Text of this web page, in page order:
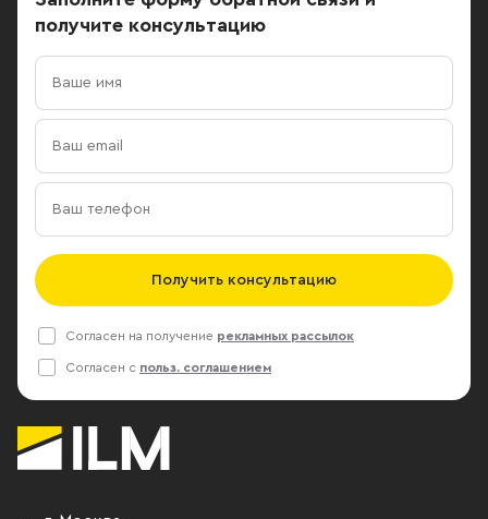
получите консультацию
Получить консультацию
Согласен на получение рекламных рассылок
Согласен с польз. соглашением